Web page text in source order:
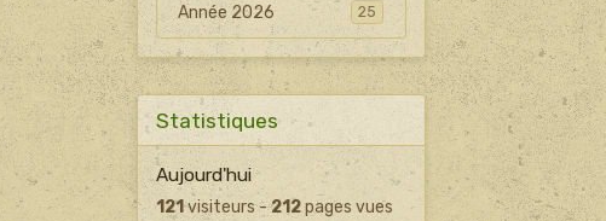
Année 2026 25
Statistiques
Aujourd'hui
121visiteurs -212pages vues